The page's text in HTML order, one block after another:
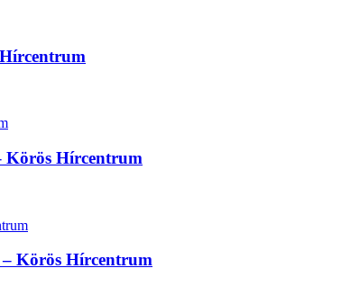
Körös Hírcentrum
– Körös Hírcentrum